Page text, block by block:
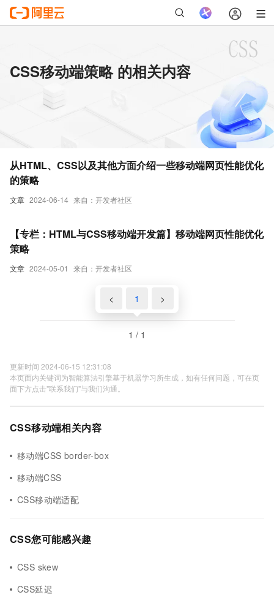
CSS移动端策略 的相关内容
文章 2024-06-14 来自：开发者社区
从HTML、CSS以及其他方面介绍一些移动端网页性能优化
的策略
文章 2024-05-01 来自：开发者社区
【专栏：HTML与CSS移动端开发篇】移动端网页性能优化
策略
< 1 >
1 / 1
更新时间 2024-06-15 12:31:08
本页面内关键词为智能算法引擎基于机器学习所生成，如有任何问题，可在页
面下方点击"联系我们"与我们沟通。
CSS移动端相关内容
移动端CSS border-box
移动端CSS
CSS移动端适配
CSS您可能感兴趣
CSS skew
CSS延迟